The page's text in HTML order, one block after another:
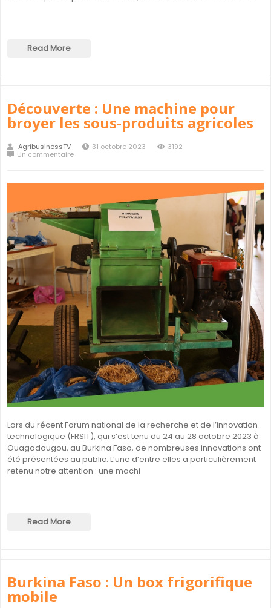
Read More
Découverte : Une machine pour
broyer les sous-produits agricoles
AgribusinessTV 31 octobre 2023
3192
Un commentaire
Lors du récent Forum national de la recherche et de l’innovation
technologique (FRSIT), qui s’est tenu du 24 au 28 octobre 2023 à
Ouagadougou, au Burkina Faso, de nombreuses innovations ont
été présentées au public. L’une d’entre elles a particulièrement
retenu notre attention : une machi
Read More
Burkina Faso : Un box frigorifique
mobile